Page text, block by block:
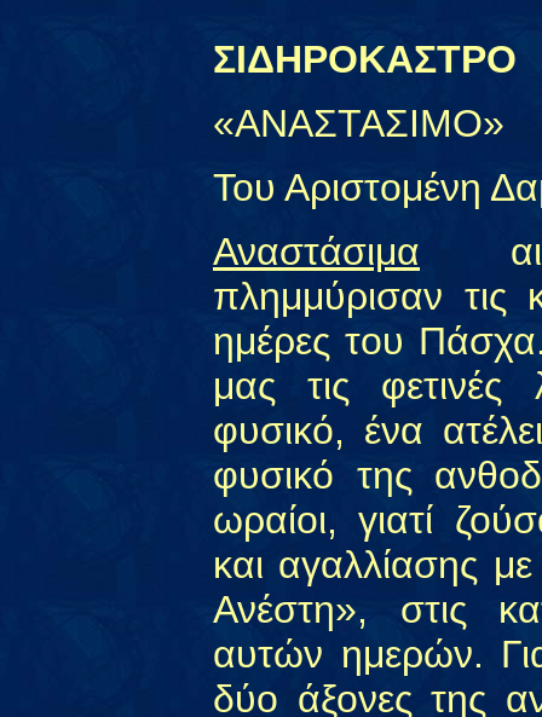
ΣΙΔΗΡΟΚΑΣΤΡΟ
«ΑΝΑΣΤΑΣΙΜΟ»
Του Αριστομένη
Αναστάσιμα
πλημμύρισαν τις
ημέρες του
μας τις
φυσικό, ένα
φυσικό της
ωραίοι, γιατί
και αγαλλίασης
Ανέστη», στις
αυτών ημερών.
δύο άξονες της